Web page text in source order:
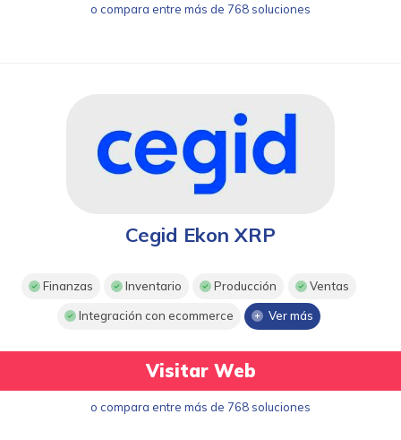
o compara entre más de 768 soluciones
Cegid Ekon XRP
Finanzas Inventario Producción Ventas
Integración con ecommerce Ver más
Visitar Web
o compara entre más de 768 soluciones